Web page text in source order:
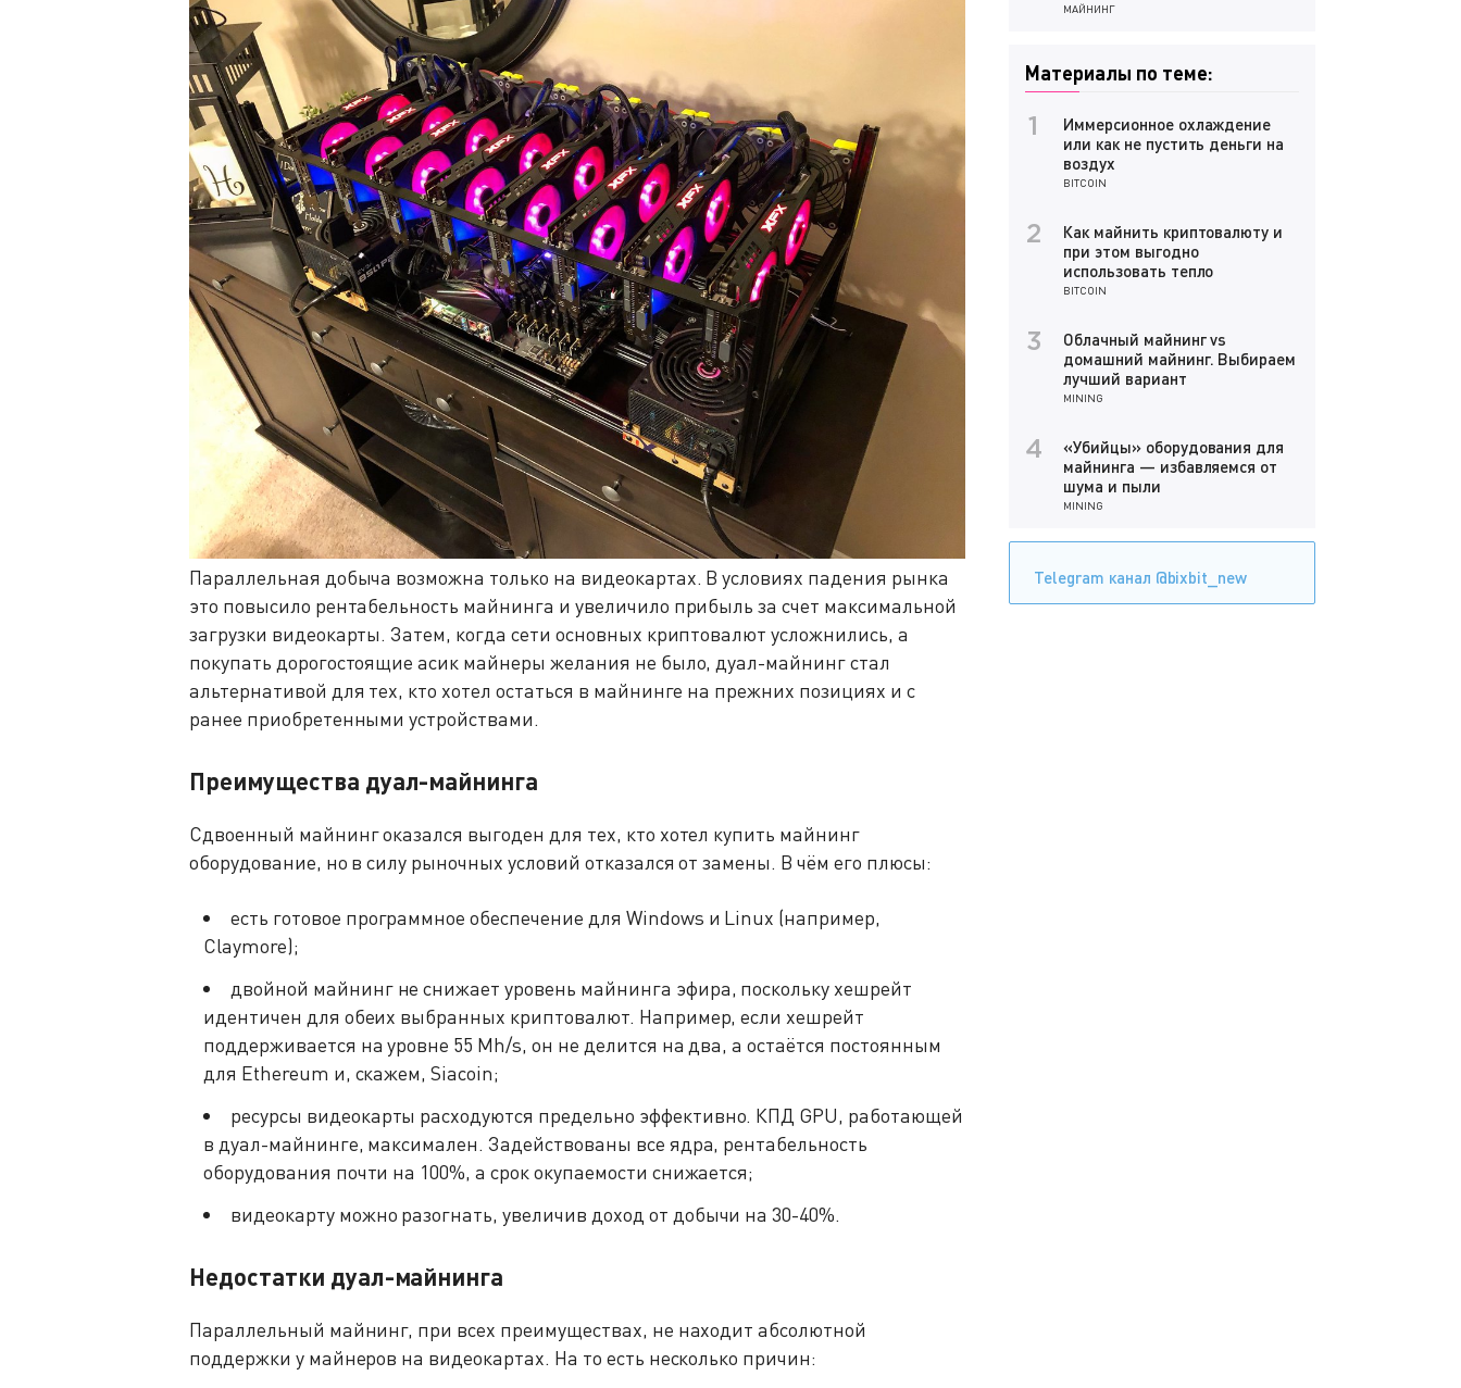
Параллельная добыча возможна только на видеокартах. В условиях падения рынка
это повысило рентабельность майнинга и увеличило прибыль за счет максимальной
загрузки видеокарты. Затем, когда сети основных криптовалют усложнились, а
покупать дорогостоящие асик майнеры желания не было, дуал-майнинг стал
альтернативой для тех, кто хотел остаться в майнинге на прежних позициях и с
ранее приобретенными устройствами.
Преимущества дуал-майнинга
Сдвоенный майнинг оказался выгоден для тех, кто хотел купить майнинг
оборудование, но в силу рыночных условий отказался от замены. В чём его плюсы:
есть готовое программное обеспечение для Windows и Linux (например,
Claymore);
двойной майнинг не снижает уровень майнинга эфира, поскольку хешрейт
идентичен для обеих выбранных криптовалют. Например, если хешрейт
поддерживается на уровне 55 Mh/s, он не делится на два, а остаётся постоянным
для Ethereum и, скажем, Siacoin;
ресурсы видеокарты расходуются предельно эффективно. КПД GPU, работающей
в дуал-майнинге, максимален. Задействованы все ядра, рентабельность
оборудования почти на 100%, а срок окупаемости снижается;
видеокарту можно разогнать, увеличив доход от добычи на 30-40%.
Недостатки дуал-майнинга
Параллельный майнинг, при всех преимуществах, не находит абсолютной
поддержки у майнеров на видеокартах. На то есть несколько причин:
МАЙНИНГ
Материалы по теме:
1
Иммерсионное охлаждение
или как не пустить деньги на
воздух
BITCOIN
2
Как майнить криптовалюту и
при этом выгодно
использовать тепло
BITCOIN
3
Облачный майнинг vs
домашний майнинг. Выбираем
лучший вариант
MINING
4
«Убийцы» оборудования для
майнинга — избавляемся от
шума и пыли
MINING
Telegram канал @bixbit_new